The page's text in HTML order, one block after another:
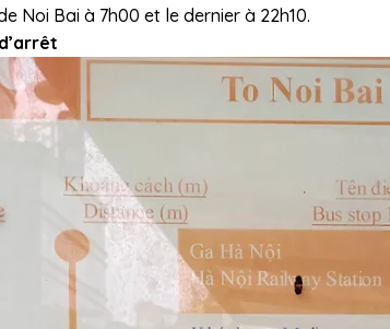
Noi Bai à 7h00 et le dernier à 22h10.